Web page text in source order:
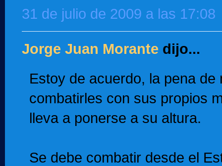
31 de julio de 2009 a las 17:08
Jorge Juan Morante dijo...
Estoy de acuerdo, la pena de
combatirles con sus propios
lleva a ponerse a su altura.
Se debe combatir desde el